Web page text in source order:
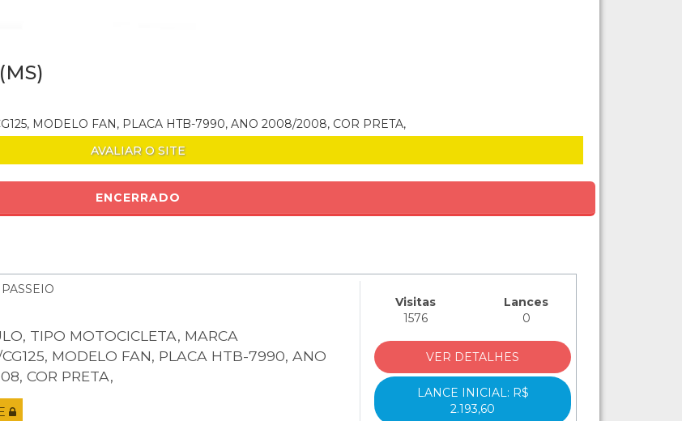
MODELO FAN, PLACA HTB-7990, ANO 2008/2008, COR PRETA,
AVALIAR O SITE
ENCERRADO
TIPO MOTOCICLETA, MARCA
MODELO FAN, PLACA HTB-7990, ANO
COR PRETA,
Visitas
1576
Lances
0
VER DETALHES
LANCE INICIAL: R$
2.193,60